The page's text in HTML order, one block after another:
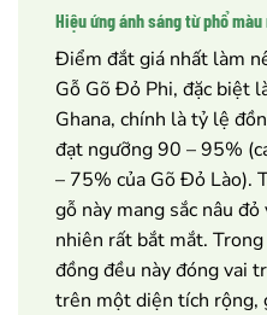
Hiệu ứng ánh sáng từ phổ
Điểm đắt giá nhất làm
Gỗ Gõ Đỏ Phi, đặc biệt
Ghana, chính là tỷ lệ
đạt ngưỡng 90 – 95%
– 75% của Gõ Đỏ Lào).
gỗ này mang sắc nâu
nhiên rất bắt mắt.
đồng đều này đóng vai
trên một diện tích rộng,